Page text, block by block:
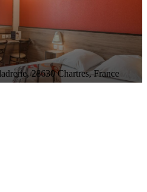
28630 Chartres, France